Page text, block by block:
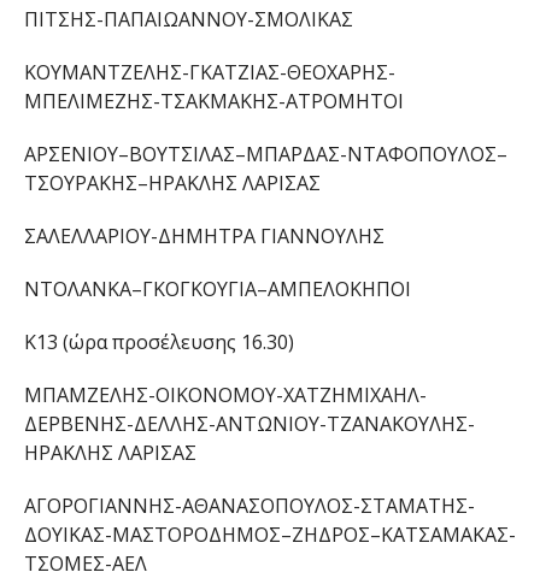
ΠΙΤΣΗΣ-ΠΑΠΑΙΩΑΝΝΟΥ-ΣΜΟΛΙΚΑΣ
ΚΟΥΜΑΝΤΖΕΛΗΣ-ΓΚΑΤΖΙΑΣ-ΘΕΟΧΑΡΗΣ-
ΜΠΕΛΙΜΕΖΗΣ-ΤΣΑΚΜΑΚΗΣ-ΑΤΡΟΜΗΤΟΙ
ΑΡΣΕΝΙΟΥ–ΒΟΥΤΣΙΛΑΣ–ΜΠΑΡΔΑΣ-ΝΤΑΦΟΠΟΥΛΟΣ–
ΤΣΟΥΡΑΚΗΣ–ΗΡΑΚΛΗΣ ΛΑΡΙΣΑΣ
ΣΑΛΕΛΛΑΡΙΟΥ-ΔΗΜΗΤΡΑ ΓΙΑΝΝΟΥΛΗΣ
ΝΤΟΛΑΝΚΑ–ΓΚΟΓΚΟΥΓΙΑ–ΑΜΠΕΛΟΚΗΠΟΙ
Κ13 (ώρα προσέλευσης 16.30)
ΜΠΑΜΖΕΛΗΣ-ΟΙΚΟΝΟΜΟΥ-ΧΑΤΖΗΜΙΧΑΗΛ-
ΔΕΡΒΕΝΗΣ-ΔΕΛΛΗΣ-ΑΝΤΩΝΙΟΥ-ΤΖΑΝΑΚΟΥΛΗΣ-
ΗΡΑΚΛΗΣ ΛΑΡΙΣΑΣ
ΑΓΟΡΟΓΙΑΝΝΗΣ-ΑΘΑΝΑΣΟΠΟΥΛΟΣ-ΣΤΑΜΑΤΗΣ-
ΔΟΥΙΚΑΣ-ΜΑΣΤΟΡΟΔΗΜΟΣ–ΖΗΔΡΟΣ–ΚΑΤΣΑΜΑΚΑΣ-
ΤΣΟΜΕΣ-ΑΕΛ